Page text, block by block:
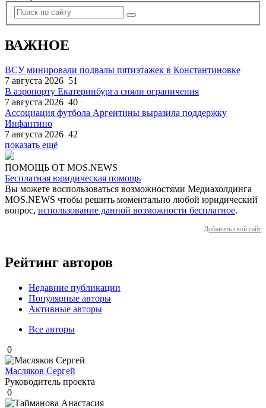
ВАЖНОЕ
ВСУ минировали подвалы пятиэтажек в Константиновке
7 августа 2026 51
В аэропорту Екатеринбурга сняли ограничения
7 августа 2026 40
Ассоциация футбола Аргентины выразила поддержку
Инфантино
7 августа 2026 42
показать ещё
ПОМОЩЬ ОТ MOS.NEWS
Бесплатная юридическая помощь
Вы можете воспользоваться возможностями Медиахолдинга
MOS.NEWS чтобы решить моментально любой юридический
вопрос, использование данной возможности бесплатное.
Добавить свой сайт
Рейтинг авторов
Недавние публикации
Популярные авторы
Активные авторы
Все авторы
0
Масляков Сергей
Руководитель проекта
0